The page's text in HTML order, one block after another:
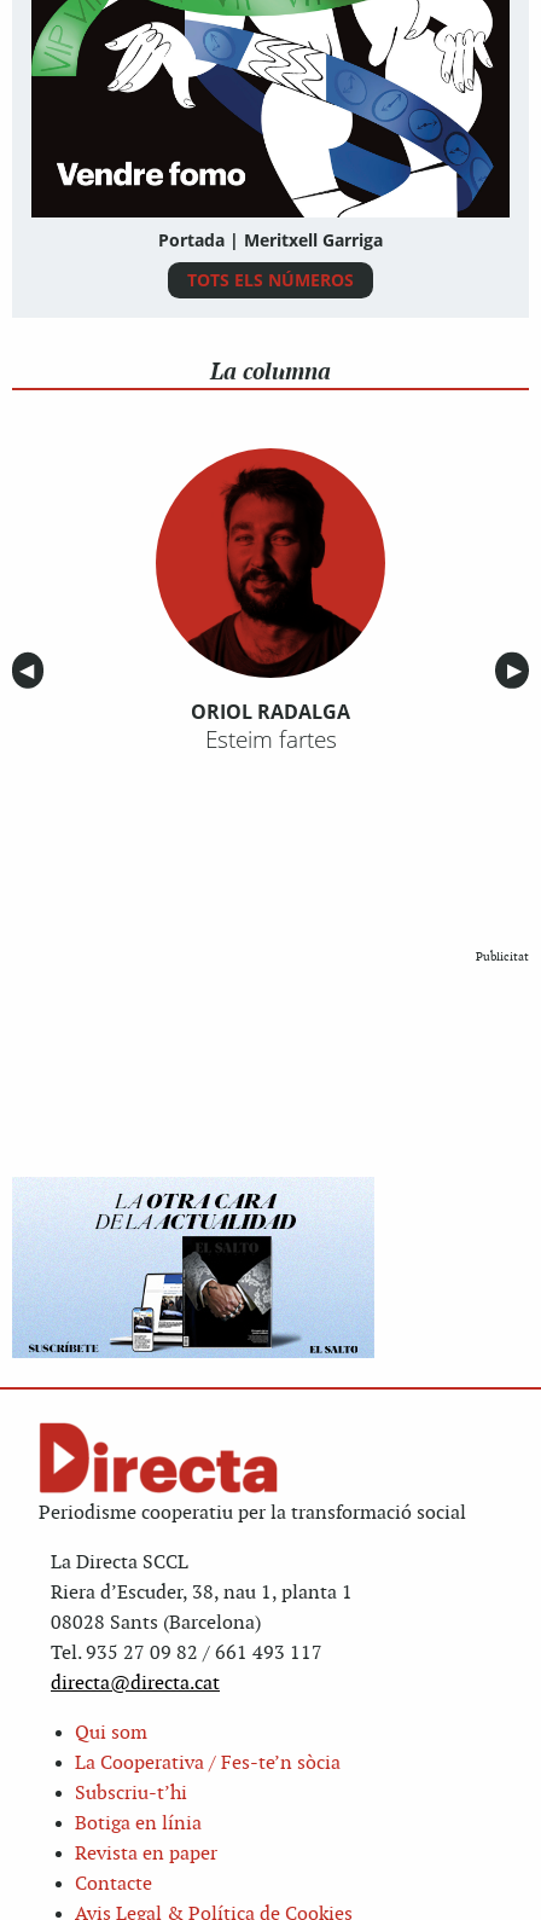
Portada | Meritxell Garriga
TOTS ELS NÚMEROS
La columna
Anterior
◀︎ ▶︎
ORIOL RADALGA
Esteim fartes
Publicitat
Periodisme cooperatiu per la transformació social
La Directa SCCL
Riera d’Escuder, 38, nau 1, planta 1
08028 Sants (Barcelona)
Tel. 935 27 09 82 / 661 493 117
directa@directa.cat
Qui som
La Cooperativa / Fes-te’n sòcia
Subscriu-t’hi
Botiga en línia
Revista en paper
Contacte
Avis Legal & Política de Cookies